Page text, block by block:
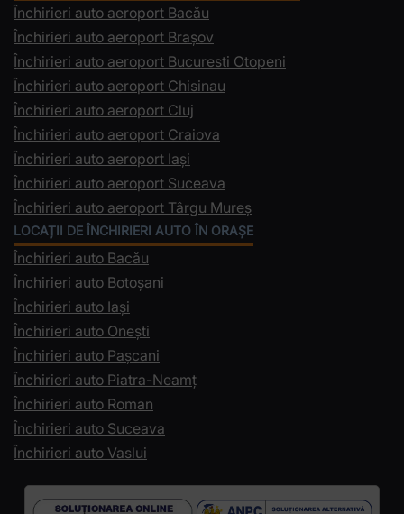
Închirieri auto aeroport Bacău
Închirieri auto aeroport Brașov
Închirieri auto aeroport Bucuresti Otopeni
Închirieri auto aeroport Chisinau
Închirieri auto aeroport Cluj
Închirieri auto aeroport Craiova
Închirieri auto aeroport Iași
Închirieri auto aeroport Suceava
Închirieri auto aeroport Târgu Mureș
LOCAȚII DE ÎNCHIRIERI AUTO ÎN ORAȘE
Închirieri auto Bacău
Închirieri auto Botoșani
Închirieri auto Iași
Închirieri auto Onești
Închirieri auto Pașcani
Închirieri auto Piatra-Neamț
Închirieri auto Roman
Închirieri auto Suceava
Închirieri auto Vaslui